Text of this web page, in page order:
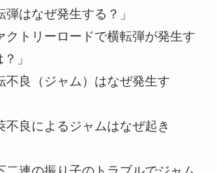
はなぜ発生する？」
クトリーロードで横転弾が発生す
」
不良（ジャム）はなぜ発生す
不良によるジャムはなぜ起き